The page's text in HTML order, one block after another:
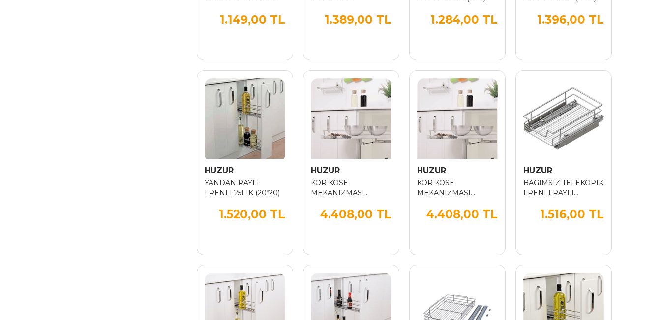
PANTOLONLUK 80
1.149,00 TL 1.389,00 TL 1.284,00 TL 1.396,00 TL
HUZUR
YANDAN RAYLI
FRENLI 25LIK (20*20)
1.520,00 TL
HUZUR
KOR KOSE
MEKANIZMASI
780*600
4.408,00 TL
HUZUR
KOR KOSE
MEKANIZMASI
780*600
4.408,00 TL
HUZUR
BAGIMSIZ TELEKOPIK
FRENLI RAYLI
1.516,00 TL